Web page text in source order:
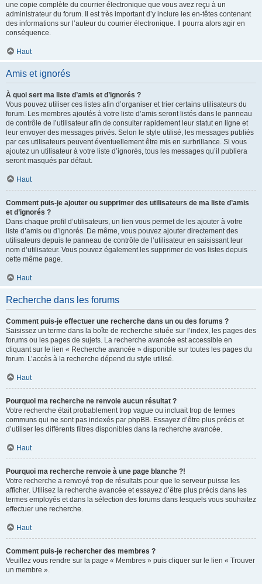
une copie complète du courrier électronique que vous avez reçu à un
administrateur du forum. Il est très important d’y inclure les en-têtes contenant
des informations sur l’auteur du courrier électronique. Il pourra alors agir en
conséquence.
Haut
Amis et ignorés
À quoi sert ma liste d’amis et d’ignorés ?
Vous pouvez utiliser ces listes afin d’organiser et trier certains utilisateurs du
forum. Les membres ajoutés à votre liste d’amis seront listés dans le panneau
de contrôle de l’utilisateur afin de consulter rapidement leur statut en ligne et
leur envoyer des messages privés. Selon le style utilisé, les messages publiés
par ces utilisateurs peuvent éventuellement être mis en surbrillance. Si vous
ajoutez un utilisateur à votre liste d’ignorés, tous les messages qu’il publiera
seront masqués par défaut.
Haut
Comment puis-je ajouter ou supprimer des utilisateurs de ma liste d’amis
et d’ignorés ?
Dans chaque profil d’utilisateurs, un lien vous permet de les ajouter à votre
liste d’amis ou d’ignorés. De même, vous pouvez ajouter directement des
utilisateurs depuis le panneau de contrôle de l’utilisateur en saisissant leur
nom d’utilisateur. Vous pouvez également les supprimer de vos listes depuis
cette même page.
Haut
Recherche dans les forums
Comment puis-je effectuer une recherche dans un ou des forums ?
Saisissez un terme dans la boîte de recherche située sur l’index, les pages des
forums ou les pages de sujets. La recherche avancée est accessible en
cliquant sur le lien « Recherche avancée » disponible sur toutes les pages du
forum. L’accès à la recherche dépend du style utilisé.
Haut
Pourquoi ma recherche ne renvoie aucun résultat ?
Votre recherche était probablement trop vague ou incluait trop de termes
communs qui ne sont pas indexés par phpBB. Essayez d’être plus précis et
d’utiliser les différents filtres disponibles dans la recherche avancée.
Haut
Pourquoi ma recherche renvoie à une page blanche ?!
Votre recherche a renvoyé trop de résultats pour que le serveur puisse les
afficher. Utilisez la recherche avancée et essayez d’être plus précis dans les
termes employés et dans la sélection des forums dans lesquels vous souhaitez
effectuer une recherche.
Haut
Comment puis-je rechercher des membres ?
Veuillez vous rendre sur la page « Membres » puis cliquer sur le lien « Trouver
un membre ».